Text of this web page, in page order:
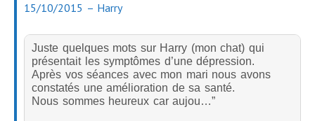
Tarifs des séances en Energétique
Toucher Energétique Modelage
Tarifs Toucher Énergétique modelage
15/10/2015 – Harry
Juste quelques mots sur Harry (mon chat) qui
présentait les symptômes d’une dépression.
Après vos séances avec mon mari nous avons
constatés une amélioration de sa santé.
Nous sommes heureux car aujou…”